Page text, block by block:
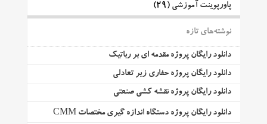
پاورپوینت آموزشی (29)
نوشته‌های تازه
دانلود رایگان پروژه مقدمه ای بر رباتیک
دانلود رایگان پروژه حفاری زیر تعادلی
دانلود رایگان پروژه نقشه کشی صنعتی
دانلود رایگان پروژه دستگاه اندازه گیری مختصات CMM